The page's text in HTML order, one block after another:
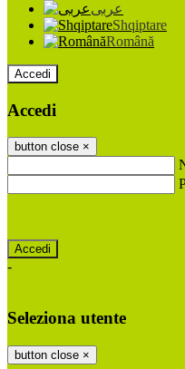
عربى
Shqiptare
Română
Accedi
Accedi
button close ×
-
Seleziona utente
button close ×